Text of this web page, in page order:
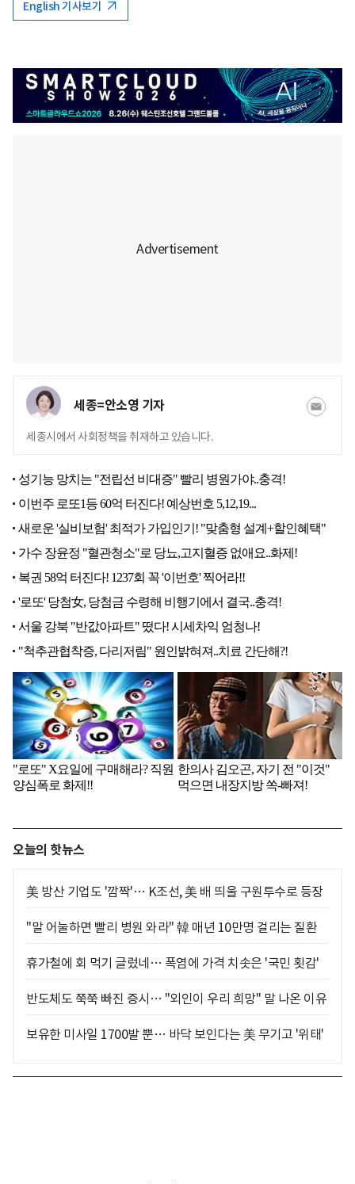
English 기사보기
세종=안소영 기자
세종시에서 사회정책을 취재하고 있습니다.
오늘의 핫뉴스
美 방산 기업도 '깜짝'… K조선, 美 배 띄울 구원투수로 등장
"말 어눌하면 빨리 병원 와라" 韓 매년 10만명 걸리는 질환
휴가철에 회 먹기 글렀네… 폭염에 가격 치솟은 '국민 횟감'
반도체도 쭉쭉 빠진 증시… "외인이 우리 희망" 말 나온 이유
보유한 미사일 1700발 뿐… 바닥 보인다는 美 무기고 '위태'